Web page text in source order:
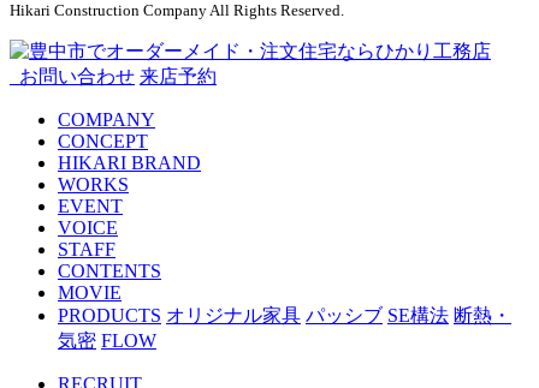
Hikari Construction Company All Rights Reserved.
お問い合わせ 来店予約
COMPANY
CONCEPT
HIKARI BRAND
WORKS
EVENT
VOICE
STAFF
CONTENTS
MOVIE
PRODUCTS オリジナル家具 パッシブ SE構法 断熱・
気密 FLOW